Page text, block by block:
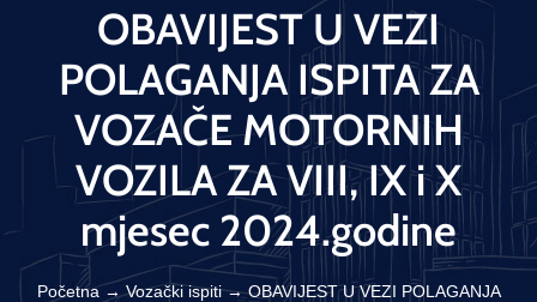
OBAVIJEST U VEZI
POLAGANJA ISPITA ZA
VOZAČE MOTORNIH
VOZILA ZA VIII, IX i X
mjesec 2024.godine
Početna→Vozački ispiti→OBAVIJEST U VEZI POLAGANJA